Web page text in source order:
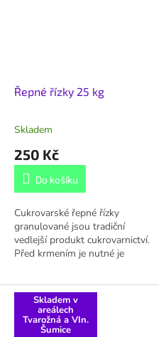
Řepné řízky 25 kg
Skladem
250 Kč
Do košíku
Cukrovarské řepné řízky
granulované jsou tradiční
vedlejší produkt cukrovarnictví.
Před krmením je nutné je
zimě je možné...
Skladem v
areálech
Tvarožná a VIn.
Šumice